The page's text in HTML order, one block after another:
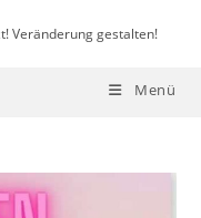
Veränderung gestalten!
Menü